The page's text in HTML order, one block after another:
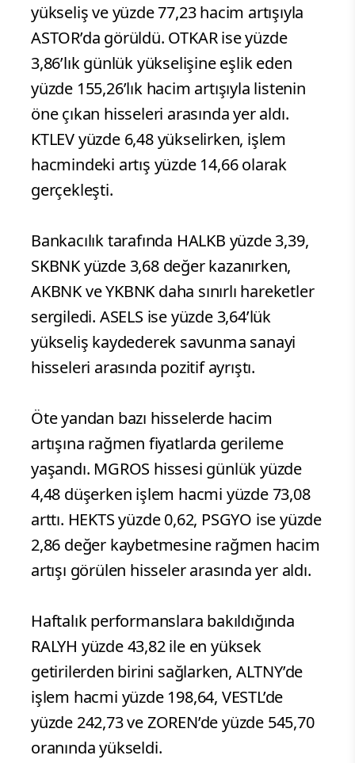
yükseliş ve yüzde 77,23 hacim artışıyla
ASTOR’da görüldü. OTKAR ise yüzde
3,86’lık günlük yükselişine eşlik eden
yüzde 155,26’lık hacim artışıyla listenin
öne çıkan hisseleri arasında yer aldı.
KTLEV yüzde 6,48 yükselirken, işlem
hacmindeki artış yüzde 14,66 olarak
gerçekleşti.
Bankacılık tarafında HALKB yüzde 3,39,
SKBNK yüzde 3,68 değer kazanırken,
AKBNK ve YKBNK daha sınırlı hareketler
sergiledi. ASELS ise yüzde 3,64’lük
yükseliş kaydederek savunma sanayi
hisseleri arasında pozitif ayrıştı.
Öte yandan bazı hisselerde hacim
artışına rağmen fiyatlarda gerileme
yaşandı. MGROS hissesi günlük yüzde
4,48 düşerken işlem hacmi yüzde 73,08
arttı. HEKTS yüzde 0,62, PSGYO ise yüzde
2,86 değer kaybetmesine rağmen hacim
artışı görülen hisseler arasında yer aldı.
Haftalık performanslara bakıldığında
RALYH yüzde 43,82 ile en yüksek
getirilerden birini sağlarken, ALTNY’de
işlem hacmi yüzde 198,64, VESTL’de
yüzde 242,73 ve ZOREN’de yüzde 545,70
oranında yükseldi.